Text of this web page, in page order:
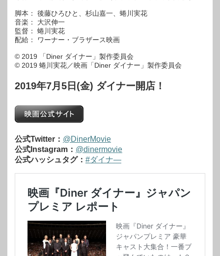
脚本： 後藤ひろひと、杉山嘉一、蜷川実花
音楽： 大沢伸一
監督： 蜷川実花
配給： ワーナー・ブラザース映画
© 2019 「Diner ダイナー」製作委員会
© 2019 蜷川実花／映画「Diner ダイナー」製作委員会
2019年7月5日(金) ダイナー開店！
公式Twitter： @DinerMovie
公式Instagram： @dinermovie
公式ハッシュタグ： #ダイナ―